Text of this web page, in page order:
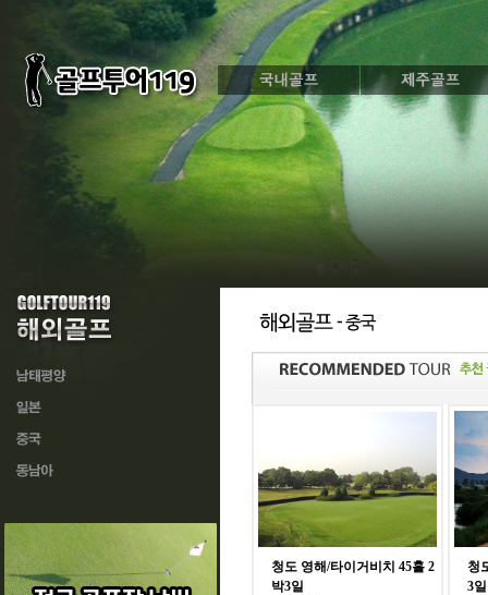
청도 영해/타이거비치 45홀 2
박3일
청
3일